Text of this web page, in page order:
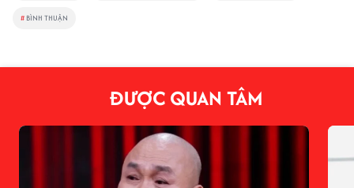
# BÌNH THUẬN
ĐƯỢC QUAN TÂM